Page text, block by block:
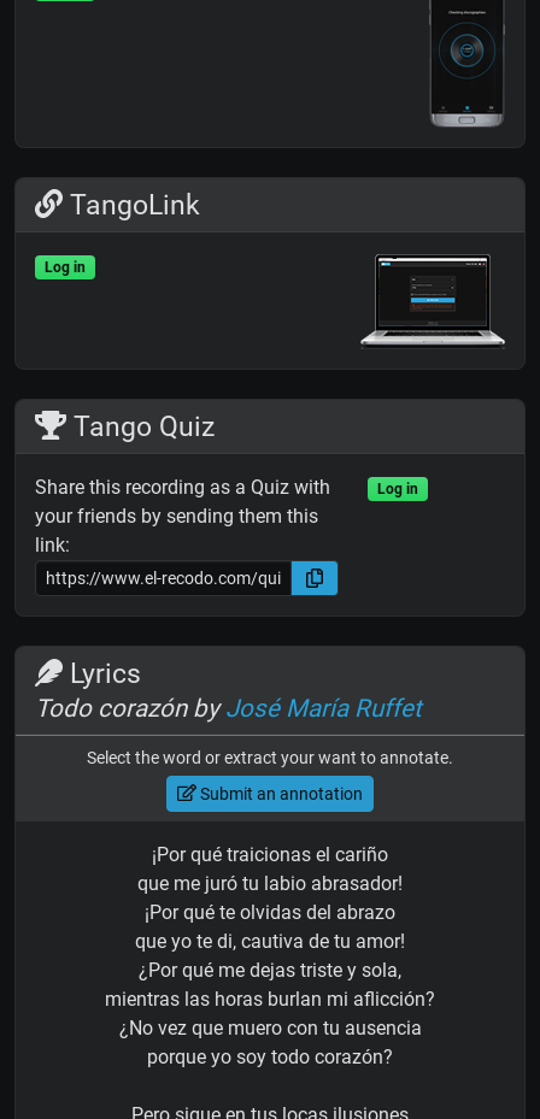
TangoLink
Log in
Tango Quiz
Share this recording as a Quiz with
your friends by sending them this
link:
Log in
Lyrics
Todo corazón byJosé María Ruffet
Select the word or extract your want to annotate.
Submit an annotation
¡Por qué traicionas el cariño
que me juró tu labio abrasador!
¡Por qué te olvidas del abrazo
que yo te di, cautiva de tu amor!
¿Por qué me dejas triste y sola,
mientras las horas burlan mi aflicción?
¿No vez que muero con tu ausencia
porque yo soy todo corazón?